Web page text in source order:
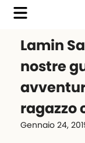
Lamin
nostre
ragazzo
Gennaio 24,